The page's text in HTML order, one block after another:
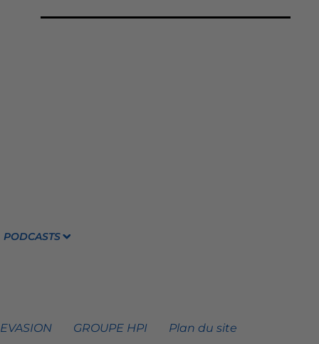
PODCASTS
GROUPE HPI Plan du site